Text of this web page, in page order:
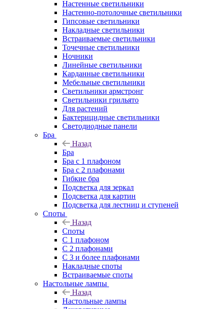
Настенные светильники
Настенно-потолочные светильники
Гипсовые светильники
Накладные светильники
Встраиваемые светильники
Точечные светильники
Ночники
Линейные светильники
Карданные светильники
Мебельные светильники
Светильники армстронг
Светильники грильято
Для растений
Бактерицидные светильники
Светодиодные панели
Бра
Назад
Бра
Бра с 1 плафоном
Бра с 2 плафонами
Гибкие бра
Подсветка для зеркал
Подсветка для картин
Подсветка для лестниц и ступеней
Споты
Назад
Споты
С 1 плафоном
С 2 плафонами
С 3 и более плафонами
Накладные споты
Встраиваемые споты
Настольные лампы
Назад
Настольные лампы